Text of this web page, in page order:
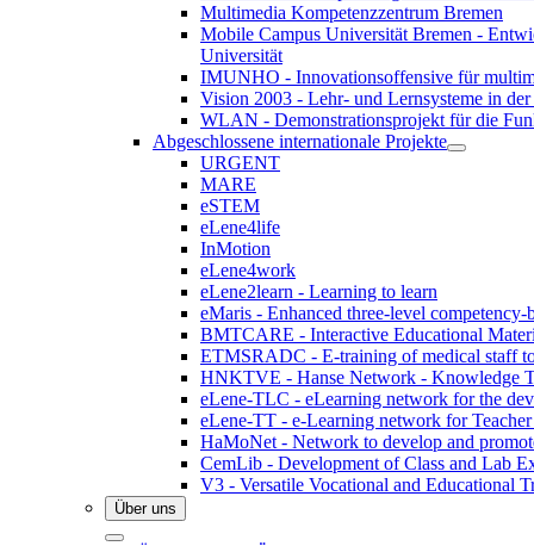
Multimedia Kompetenzzentrum Bremen
Mobile Campus Universität Bremen -
Universität
IMUNHO - Innovationsoffensive für
Vision 2003 - Lehr- und Lernsysteme in
WLAN - Demonstrationsprojekt für die
Abgeschlossene internationale Projekte
URGENT
MARE
eSTEM
eLene4life
InMotion
eLene4work
eLene2learn - Learning to learn
eMaris - Enhanced three-level
BMTCARE - Interactive Educational
ETMSRADC - E-training of medical staff
HNKTVE - Hanse Network - Knowledge
eLene-TLC - eLearning network for the
eLene-TT - e-Learning network for
HaMoNet - Network to develop and
CemLib - Development of Class and Lab
V3 - Versatile Vocational and Educational
Über uns